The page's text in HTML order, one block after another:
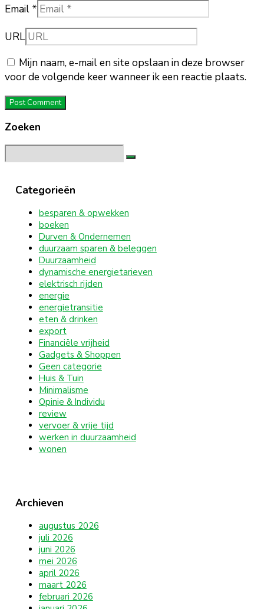
Email *
URL
Mijn naam, e-mail en site opslaan in deze browser
voor de volgende keer wanneer ik een reactie plaats.
Zoeken
Search
for:
Categorieën
besparen & opwekken
boeken
Durven & Ondernemen
duurzaam sparen & beleggen
Duurzaamheid
dynamische energietarieven
elektrisch rijden
energie
energietransitie
eten & drinken
export
Financiële vrijheid
Gadgets & Shoppen
Geen categorie
Huis & Tuin
Minimalisme
Opinie & Individu
review
vervoer & vrije tijd
werken in duurzaamheid
wonen
Archieven
augustus 2026
juli 2026
juni 2026
mei 2026
april 2026
maart 2026
februari 2026